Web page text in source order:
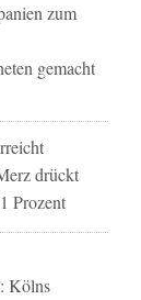
zum
gemacht
drückt
Prozent
Kölns